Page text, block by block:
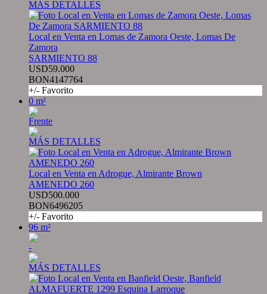
MÁS DETALLES
Local en Venta en Lomas de Zamora Oeste, Lomas De
Zamora
SARMIENTO 88
USD59.000
BON4147764
+/- Favorito
0 m²
Frente
MÁS DETALLES
Local en Venta en Adrogue, Almirante Brown
AMENEDO 260
USD500.000
BON6496205
+/- Favorito
96 m²
-
MÁS DETALLES